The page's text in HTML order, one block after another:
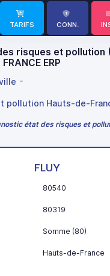
TARIFS CONN.
risques et pollution
ERP
pollution Hauts-de-
état des risques et
FLUY
80540
80319
Somme (80)
Hauts-de-France